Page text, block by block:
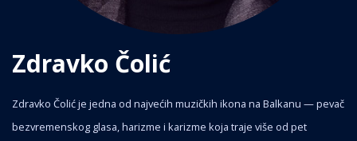
Zdravko Čolić
Zdravko Čolić je jedna od najvećih muzičkih ikona na Balkanu — pevač
bezvremenskog glasa, harizme i karizme koja traje više od pet